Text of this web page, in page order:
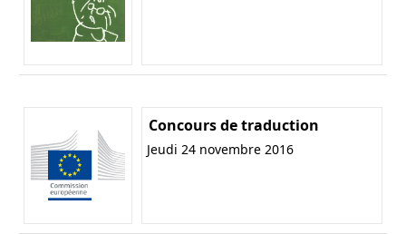
Concours de traduction
Jeudi 24 novembre 2016